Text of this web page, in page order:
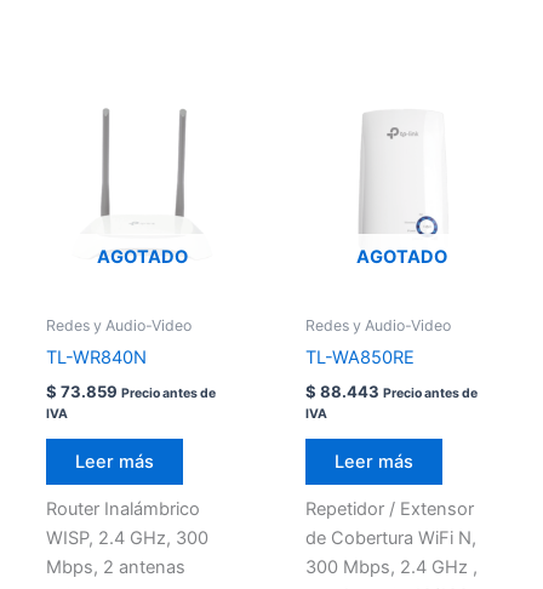
AGOTADO
Redes y Audio-Video
TL-WR840N
$ 73.859 Precio antes de
IVA
Leer más
Router Inalámbrico
WISP, 2.4 GHz, 300
Mbps, 2 antenas
AGOTADO
Redes y Audio-Video
TL-WA850RE
$ 88.443 Precio antes de
IVA
Leer más
Repetidor / Extensor
de Cobertura WiFi N,
300 Mbps, 2.4 GHz ,